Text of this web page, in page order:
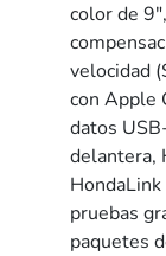
color de
velocidad
con Apple
datos
delantera,
pruebas
paquetes